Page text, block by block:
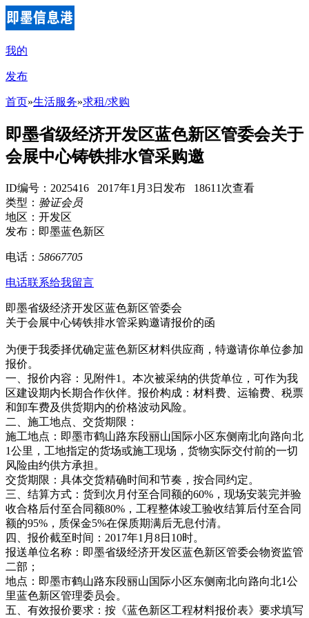
我的
发布
首页»生活服务»求租/求购
即墨省级经济开发区蓝色新区管委会关于
会展中心铸铁排水管采购邀
ID编号：2025416 2017年1月3日发布 18611次查看
类型： 验证会员
地区：开发区
发布：即墨蓝色新区
电话： 58667705
电话联系给我留言
即墨省级经济开发区蓝色新区管委会
关于会展中心铸铁排水管采购邀请报价的函
为便于我委择优确定蓝色新区材料供应商，特邀请你单位参加
报价。
一、报价内容：见附件1。本次被采纳的供货单位，可作为我
区建设期内长期合作伙伴。报价构成：材料费、运输费、税票
和卸车费及供货期内的价格波动风险。
二、施工地点、交货期限：
施工地点：即墨市鹤山路东段丽山国际小区东侧南北向路向北
1公里，工地指定的货场或施工现场，货物实际交付前的一切
风险由约供方承担。
交货期限：具体交货精确时间和节奏，按合同约定。
三、结算方式：货到次月付至合同额的60%，现场安装完并验
收合格后付至合同额80%，工程整体竣工验收结算后付至合同
额的95%，质保金5%在保质期满后无息付清。
四、报价截至时间：2017年1月8日10时。
报送单位名称：即墨省级经济开发区蓝色新区管委会物资监管
二部；
地点：即墨市鹤山路东段丽山国际小区东侧南北向路向北1公
里蓝色新区管理委员会。
五、有效报价要求：按《蓝色新区工程材料报价表》要求填写